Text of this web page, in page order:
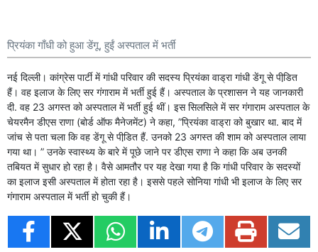
प्रियंका गाँधी को हुआ डेंगू, हुईं अस्पताल में भर्ती
नई दिल्‍ली। कांग्रेस पार्टी में गांधी परिवार की सदस्‍य प्रियंका वाड्रा गांधी डेंगू से पीडि़त
हैं। वह इलाज के लिए सर गंगाराम में भर्ती हुई हैं। अस्‍पताल के प्रशासन ने यह जानकारी
दी. वह 23 अगस्‍त को अस्‍पताल में भर्ती हुई थीं। इस सिलसिले में सर गंगाराम अस्‍पताल के
चेयरमैन डीएस राणा (बोर्ड ऑफ मैनेजमेंट) ने कहा, ”प्रियंका वाड्रा को बुखार था. बाद में
जांच से पता चला कि वह डेंगू से पीडि़त हैं. उनको 23 अगस्‍त की शाम को अस्‍पताल लाया
गया था। ” उनके स्‍वास्‍थ्‍य के बारे में पूछे जाने पर डीएस राणा ने कहा कि अब उनकी
तबियत में सुधार हो रहा है। वैसे आमतौर पर यह देखा गया है कि गांधी परिवार के सदस्‍यों
का इलाज इसी अस्‍पताल में होता रहा है। इससे पहले सोनिया गांधी भी इलाज के लिए सर
गंगाराम अस्‍पताल में भर्ती हो चुकी हैं।